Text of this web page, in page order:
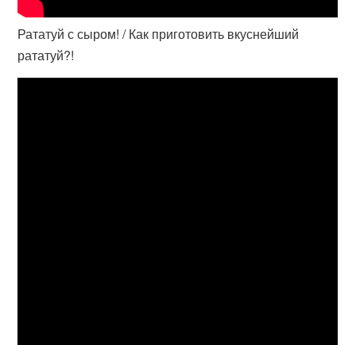
Рататуй с сыром! / Как приготовить вкуснейший
рататуй?!